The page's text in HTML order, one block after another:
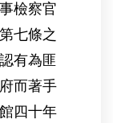
檢察官
七條之
有為匪
而著手
四十年